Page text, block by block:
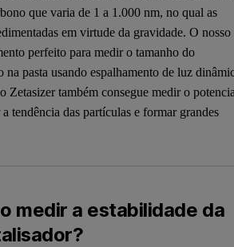
que varia de 1 a 1.000 nm, no qual as
em virtude da gravidade. O nosso
perfeito para medir o tamanho do
na pasta usando espalhamento de luz
Zetasizer também consegue medir o
tendência das partículas e formar grandes
medir a estabilidade da